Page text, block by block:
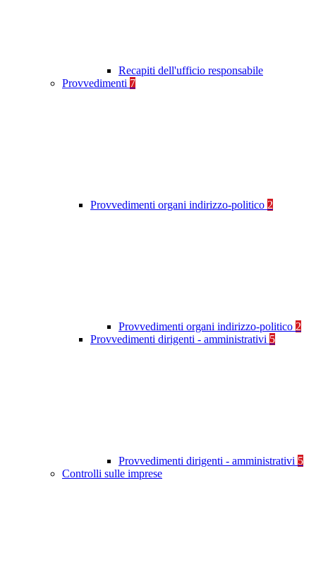
Recapiti dell'ufficio responsabile
Provvedimenti 7
Provvedimenti organi indirizzo-politico 2
Provvedimenti organi indirizzo-politico 2
Provvedimenti dirigenti - amministrativi 5
Provvedimenti dirigenti - amministrativi 5
Controlli sulle imprese